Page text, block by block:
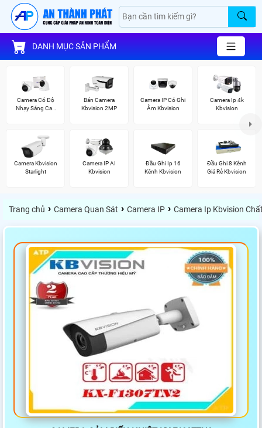
DANH MỤC SẢN PHẨM
Camera Có Độ
Nhạy Sáng Cao
Bán Camera
Kbvision 2MP
Camera IP Có Ghi
Âm Kbvision
Camera Ip 4k
Kbvision
Camera Kbvision
Starlight
Camera IP AI
Kbvision
Đầu Ghi Ip 16
Kênh Kbvision
Đầu Ghi 8 Kênh
Giá Rẻ Kbvision
Trang chủ › Camera Quan Sát › Camera IP › Camera Ip Kbvision